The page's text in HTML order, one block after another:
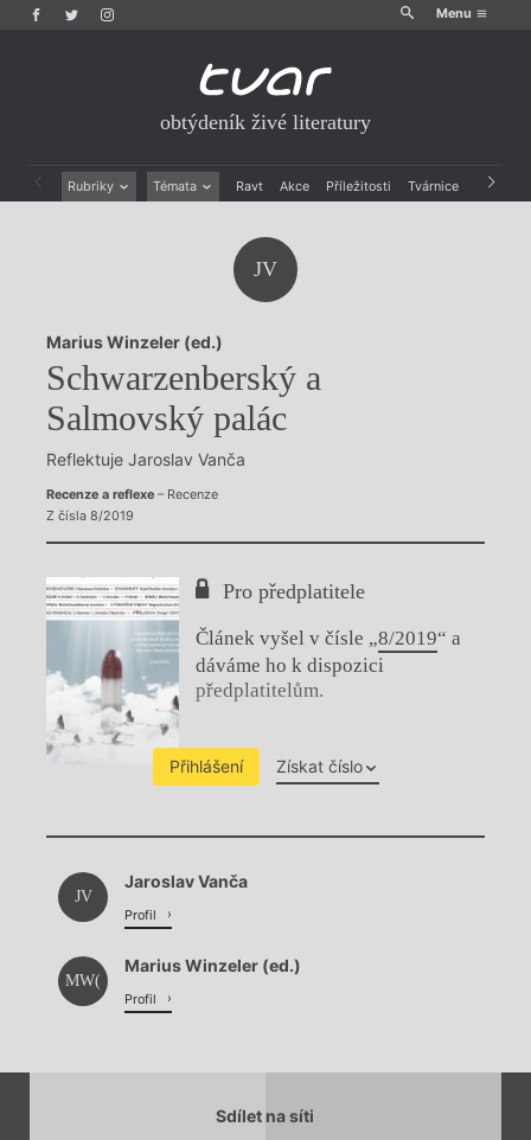
Menu
obtýdeník živé literatury
Rubriky Témata Ravt Akce Příležitosti Tvárnice Archiv
Rozhovory
Dokument
Výroční ceny
JV
Marius Winzeler (ed.)
Schwarzenberský a
Salmovský palác
Reflektuje Jaroslav Vanča
Recenze a reflexe– Recenze
Z čísla 8/2019
Pro předplatitele
Článek vyšel v čísle „8/2019“ a
dáváme ho k dispozici
předplatitelům.
Přihlášení Získat číslo
Chviličku.
Načítá se.
JV
Jaroslav Vanča
Profil
MW(
Marius Winzeler (ed.)
Profil
Sdílet na síti